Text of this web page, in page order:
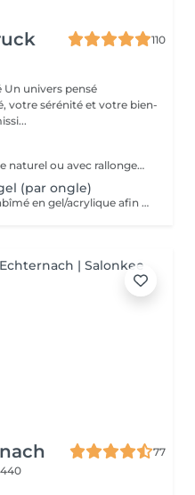
110
votre sérénité et votre bien-
Une prestation réalisée sur l'ongle naturel ou avec rallongement, idéale pour des ongles solides, élégants et durables. * Préparation de l'ongle naturel * Mise en forme des ongles * Travail des cuticules * Application de l'acrylique * Finition au choix * 2 décorations incluses
(par ongle)
Réparation d'un ongle cassé ou abîmé en gel/acrylique afin de restaurer sa forme, sa solidité et son esthétique. Ce service est réalisé uniquement sur les ongles nécessitant une réparation.
77